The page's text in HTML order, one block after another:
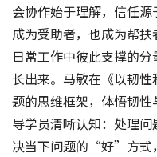
会协作始于理解，信任
成为受助者，也成为帮
日常工作中彼此支撑的
长出来。马敏在《以韧
题的思维框架，体悟韧
导学员清晰认知：处理
决当下问题的“好”方式